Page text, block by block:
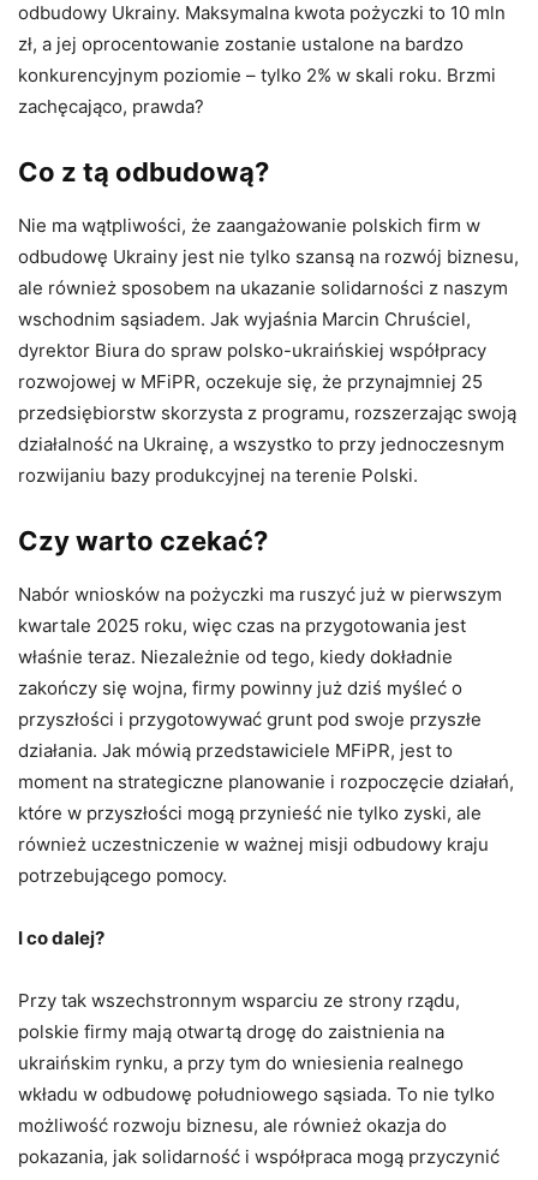
odbudowy Ukrainy. Maksymalna kwota pożyczki to 10 mln
zł, a jej oprocentowanie zostanie ustalone na bardzo
konkurencyjnym poziomie – tylko 2% w skali roku. Brzmi
zachęcająco, prawda?
Co z tą odbudową?
Nie ma wątpliwości, że zaangażowanie polskich firm w
odbudowę Ukrainy jest nie tylko szansą na rozwój biznesu,
ale również sposobem na ukazanie solidarności z naszym
wschodnim sąsiadem. Jak wyjaśnia Marcin Chruściel,
dyrektor Biura do spraw polsko-ukraińskiej współpracy
rozwojowej w MFiPR, oczekuje się, że przynajmniej 25
przedsiębiorstw skorzysta z programu, rozszerzając swoją
działalność na Ukrainę, a wszystko to przy jednoczesnym
rozwijaniu bazy produkcyjnej na terenie Polski.
Czy warto czekać?
Nabór wniosków na pożyczki ma ruszyć już w pierwszym
kwartale 2025 roku, więc czas na przygotowania jest
właśnie teraz. Niezależnie od tego, kiedy dokładnie
zakończy się wojna, firmy powinny już dziś myśleć o
przyszłości i przygotowywać grunt pod swoje przyszłe
działania. Jak mówią przedstawiciele MFiPR, jest to
moment na strategiczne planowanie i rozpoczęcie działań,
które w przyszłości mogą przynieść nie tylko zyski, ale
również uczestniczenie w ważnej misji odbudowy kraju
potrzebującego pomocy.
I co dalej?
Przy tak wszechstronnym wsparciu ze strony rządu,
polskie firmy mają otwartą drogę do zaistnienia na
ukraińskim rynku, a przy tym do wniesienia realnego
wkładu w odbudowę południowego sąsiada. To nie tylko
możliwość rozwoju biznesu, ale również okazja do
pokazania, jak solidarność i współpraca mogą przyczynić